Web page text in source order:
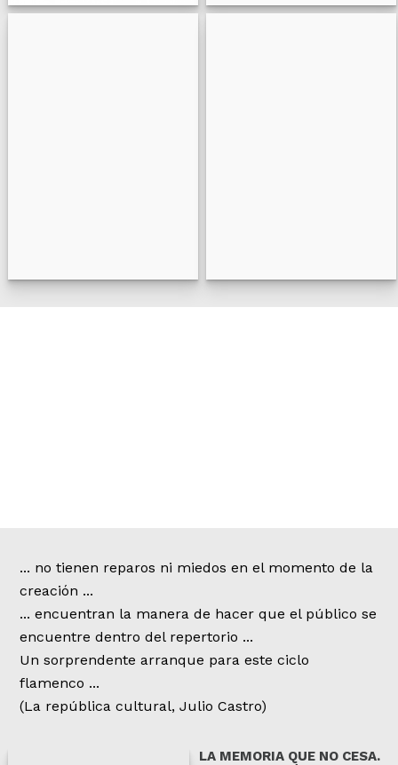
... no tienen reparos ni miedos en el momento de la
creación ...
... encuentran la manera de hacer que el público se
encuentre dentro del repertorio ...
Un sorprendente arranque para este ciclo
flamenco ...
(La república cultural, Julio Castro)
LA MEMORIA QUE NO CESA.